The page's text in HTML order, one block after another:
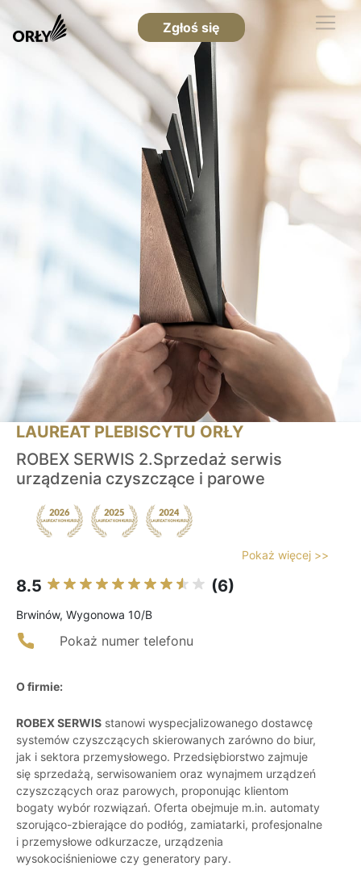
Zgłoś się
LAUREAT PLEBISCYTU ORŁY
ROBEX SERWIS 2.Sprzedaż serwis
urządzenia czyszczące i parowe
Pokaż więcej >>
8.5 (6)
Brwinów, Wygonowa 10/B
Pokaż numer telefonu
O firmie:
ROBEX SERWIS stanowi wyspecjalizowanego dostawcę
systemów czyszczących skierowanych zarówno do biur,
jak i sektora przemysłowego. Przedsiębiorstwo zajmuje
się sprzedażą, serwisowaniem oraz wynajmem urządzeń
czyszczących oraz parowych, proponując klientom
bogaty wybór rozwiązań. Oferta obejmuje m.in. automaty
szorująco-zbierające do podłóg, zamiatarki, profesjonalne
i przemysłowe odkurzacze, urządzenia
wysokociśnieniowe czy generatory pary.